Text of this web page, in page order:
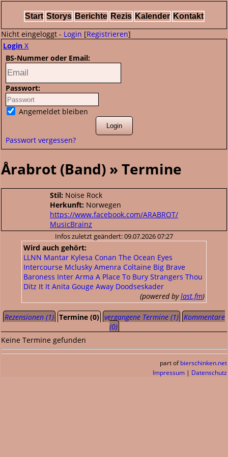
Start Storys Berichte Rezis Kalender Kontakt
Nicht eingeloggt - Login [Registrieren]
Login X
BS-Nummer oder Email:
Passwort:
Angemeldet bleiben
Passwort vergessen?
Årabrot (Band) » Termine
Stil: Noise Rock
Herkunft: Norwegen
https://www.facebook.com/ARABROT/
MusicBrainz
Infos zuletzt geändert: 09.07.2026 07:27
Wird auch gehört:
LLNN Mantar Kylesa Conan The Ocean Eyes
Intercourse Mclusky Amenra Coltaine Big Brave
Baroness Inter Arma A Place To Bury Strangers Thou
Ditz It It Anita Gouge Away Doodseskader
(powered bylast.fm)
Rezensionen (1) Termine (0) vergangene Termine (1) Kommentare
(0)
Keine Termine gefunden
part of bierschinken.net
Impressum | Datenschutz